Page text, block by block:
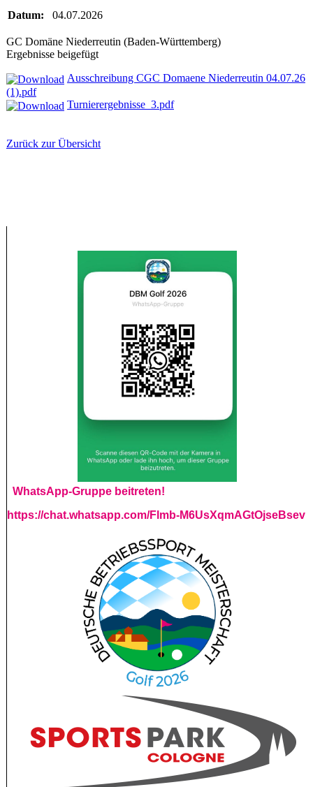
Datum:
04.07.2026
GC Domäne Niederreutin (Baden-Württemberg)
Ergebnisse beigefügt
Ausschreibung CGC Domaene Niederreutin 04.07.26
(1).pdf
Turnierergebnisse_3.pdf
Zurück zur Übersicht
WhatsApp-Gruppe beitreten!
https://chat.whatsapp.com/Flmb-M6UsXqmAGtOjseBsev